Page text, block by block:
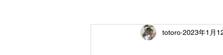
totoro 2023年1月